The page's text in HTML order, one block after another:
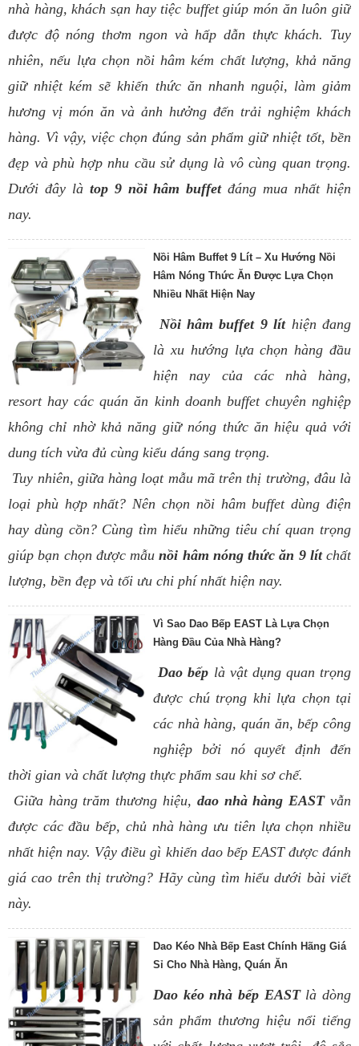
nhà hàng, khách sạn hay tiệc buffet giúp món ăn luôn giữ
được độ nóng thơm ngon và hấp dẫn thực khách. Tuy
nhiên, nếu lựa chọn nồi hâm kém chất lượng, khả năng
giữ nhiệt kém sẽ khiến thức ăn nhanh nguội, làm giảm
hương vị món ăn và ảnh hưởng đến trải nghiệm khách
hàng. Vì vậy, việc chọn đúng sản phẩm giữ nhiệt tốt, bền
đẹp và phù hợp nhu cầu sử dụng là vô cùng quan trọng.
Dưới đây làtop 9 nồi hâm buffetđáng mua nhất hiện
nay.
Nồi Hâm Buffet 9 Lít – Xu Hướng Nồi
Hâm Nóng Thức Ăn Được Lựa Chọn
Nhiều Nhất Hiện Nay
Nồi hâm buffet 9 líthiện đang
là xu hướng lựa chọn hàng đầu
hiện nay của các nhà hàng,
resort hay các quán ăn kinh doanh buffet chuyên nghiệp
không chỉ nhờ khả năng giữ nóng thức ăn hiệu quả với
dung tích vừa đủ cùng kiểu dáng sang trọng.
Tuy nhiên, giữa hàng loạt mẫu mã trên thị trường, đâu là
loại phù hợp nhất? Nên chọn nồi hâm buffet dùng điện
hay dùng cồn? Cùng tìm hiểu những tiêu chí quan trọng
giúp bạn chọn được mẫunồi hâm nóng thức ăn 9 lítchất
lượng, bền đẹp và tối ưu chi phí nhất hiện nay.
Vì Sao Dao Bếp EAST Là Lựa Chọn
Hàng Đầu Của Nhà Hàng?
Dao bếp là vật dụng quan trọng
được chú trọng khi lựa chọn tại
các nhà hàng, quán ăn, bếp công
nghiệp bởi nó quyết định đến
thời gian và chất lượng thực phẩm sau khi sơ chế.
Giữa hàng trăm thương hiệu, dao nhà hàng EASTvẫn
được các đầu bếp, chủ nhà hàng ưu tiên lựa chọn nhiều
nhất hiện nay. Vậy điều gì khiến dao bếp EAST được đánh
giá cao trên thị trường? Hãy cùng tìm hiểu dưới bài viết
này.
Dao Kéo Nhà Bếp East Chính Hãng Giá
Sỉ Cho Nhà Hàng, Quán Ăn
Dao kéo nhà bếp EASTlà dòng
sản phẩm thương hiệu nổi tiếng